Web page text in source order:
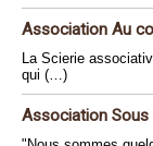
Association Au
La Scierie
qui (…)
Association Sous